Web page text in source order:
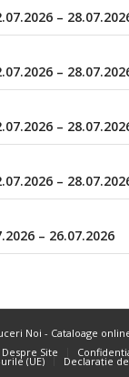
–
–
–
–
– 26.07.2026
Noi - Cataloage
Despre Site
(UE) Declarație